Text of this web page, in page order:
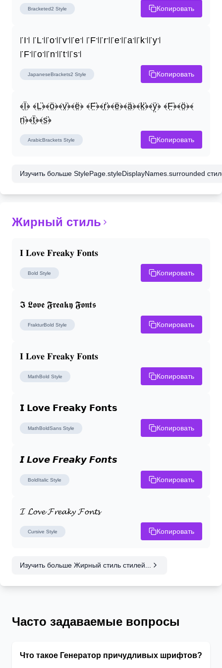
Bracketed2 Style Копировать
꜍I꜉ ꜍L꜉꜍o꜉꜍v꜉꜍e꜉ ꜍F꜉꜍r꜉꜍e꜉꜍a꜉꜍k꜉꜍y꜉
꜍F꜉꜍o꜉꜍n꜉꜍t꜉꜍s꜉
JapaneseBrackets2 Style Копировать
﴾Ï̤﴿ ﴾L̤̈﴿﴾ö̤﴿﴾v̤̈﴿﴾ë̤﴿ ﴾F̤̈﴿﴾r̤̈﴿﴾ë̤﴿﴾ä̤﴿﴾k̤̈﴿﴾ÿ̤﴿ ﴾F̤̈﴿﴾ö̤﴿﴾
n̤̈﴿﴾ẗ̤﴿﴾s̤̈﴿
ArabicBrackets Style Копировать
Изучить больше StylePage.styleDisplayNames.surrounded
Жирный стиль
𝐈 𝐋𝐨𝐯𝐞 𝐅𝐫𝐞𝐚𝐤𝐲 𝐅𝐨𝐧𝐭𝐬
Bold Style Копировать
𝕴 𝕷𝖔𝖛𝖊 𝕱𝖗𝖊𝖆𝖐𝖞 𝕱𝖔𝖓𝖙𝖘
FrakturBold Style Копировать
𝐈 𝐋𝐨𝐯𝐞 𝐅𝐫𝐞𝐚𝐤𝐲 𝐅𝐨𝐧𝐭𝐬
MathBold Style Копировать
𝗜 𝗟𝗼𝘃𝗲 𝗙𝗿𝗲𝗮𝗸𝘆 𝗙𝗼𝗻𝘁𝘀
MathBoldSans Style Копировать
𝙄 𝙇𝙤𝙫𝙚 𝙁𝙧𝙚𝙖𝙠𝙮 𝙁𝙤𝙣𝙩𝙨
BoldItalic Style Копировать
𝓘 𝓛𝓸𝓿𝓮 𝓕𝓻𝓮𝓪𝓴𝔂 𝓕𝓸𝓷𝓽𝓼
Cursive Style Копировать
Изучить больше Жирный стиль стилей...
Часто задаваемые вопросы
Что такое Генератор причудливых шрифтов?